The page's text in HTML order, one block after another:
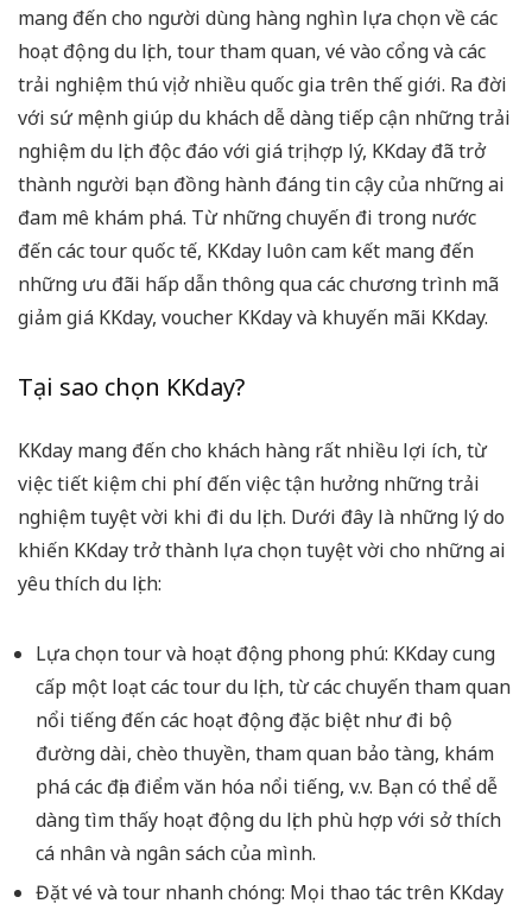
mang đến cho người dùng hàng nghìn lựa chọn về các
hoạt động du lịch, tour tham quan, vé vào cổng và các
trải nghiệm thú vị ở nhiều quốc gia trên thế giới. Ra đời
với sứ mệnh giúp du khách dễ dàng tiếp cận những trải
nghiệm du lịch độc đáo với giá trị hợp lý, KKday đã trở
thành người bạn đồng hành đáng tin cậy của những ai
đam mê khám phá. Từ những chuyến đi trong nước
đến các tour quốc tế, KKday luôn cam kết mang đến
những ưu đãi hấp dẫn thông qua các chương trình mã
giảm giá KKday, voucher KKday và khuyến mãi KKday.
Tại sao chọn KKday?
KKday mang đến cho khách hàng rất nhiều lợi ích, từ
việc tiết kiệm chi phí đến việc tận hưởng những trải
nghiệm tuyệt vời khi đi du lịch. Dưới đây là những lý do
khiến KKday trở thành lựa chọn tuyệt vời cho những ai
yêu thích du lịch:
Lựa chọn tour và hoạt động phong phú: KKday cung
cấp một loạt các tour du lịch, từ các chuyến tham quan
nổi tiếng đến các hoạt động đặc biệt như đi bộ
đường dài, chèo thuyền, tham quan bảo tàng, khám
phá các địa điểm văn hóa nổi tiếng, v.v. Bạn có thể dễ
dàng tìm thấy hoạt động du lịch phù hợp với sở thích
cá nhân và ngân sách của mình.
Đặt vé và tour nhanh chóng: Mọi thao tác trên KKday